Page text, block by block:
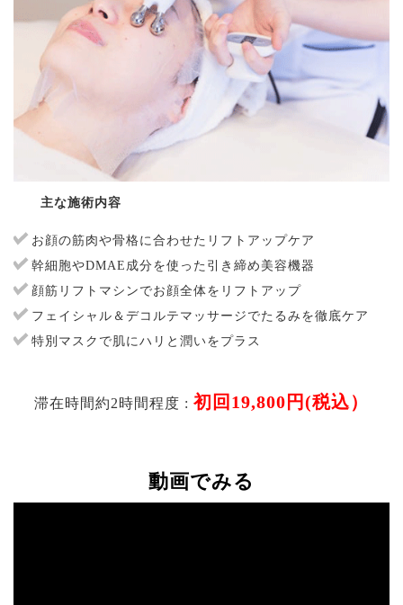
主な施術内容
お顔の筋肉や骨格に合わせたリフトアップケア
幹細胞やDMAE成分を使った引き締め美容機器
顔筋リフトマシンでお顔全体をリフトアップ
フェイシャル＆デコルテマッサージでたるみを徹底ケア
特別マスクで肌にハリと潤いをプラス
滞在時間約2時間程度 : 初回19,800円(税込）
動画でみる